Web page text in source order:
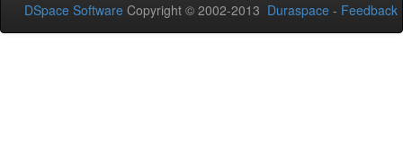
DSpace Software Copyright © 2002-2013 Duraspace - Feedback